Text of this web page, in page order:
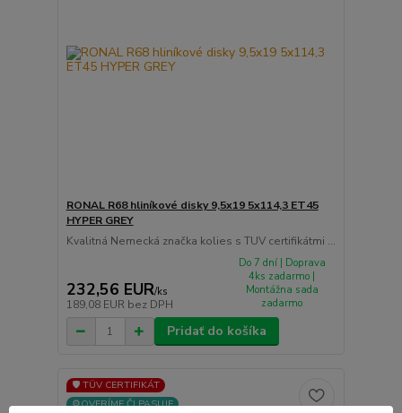
RONAL R68 hliníkové disky 9,5x19 5x114,3 ET45
HYPER GREY
Kvalitná Nemecká značka kolies s TUV certifikátmi ...
232,56 EUR/ks
189,08 EUR bez DPH
Do 7 dní | Doprava
4ks zadarmo |
Montážna sada
zadarmo
Pridať do košíka
🛡️ TÜV CERTIFIKÁT
⚙️OVERÍME ČI PASUJE